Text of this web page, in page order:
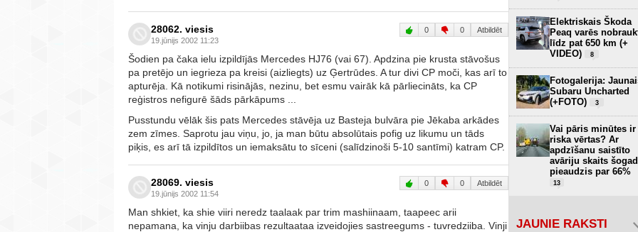
28062. viesis
19.jūnijs 2002 11:23
0 0 Atbildēt
Šodien pa čaka ielu izpildījās Mercedes HJ76 (vai 67). Apdzina pie krusta stāvošus
pa pretējo un iegrieza pa kreisi (aizliegts) uz Ģertrūdes. A tur divi CP moči, kas arī to
apturēja. Kā notikumi risinājās, nezinu, bet esmu vairāk kā pārliecināts, ka CP
reģistros nefigurē šāds pārkāpums ...
Pusstundu vēlāk šis pats Mercedes stāvēja uz Basteja bulvāra pie Jēkaba arkādes
zem zīmes. Saprotu jau viņu, jo, ja man būtu absolūtais pofig uz likumu un tāds
piķis, es arī tā izpildītos un iemaksātu to sīceni (salīdzinoši 5-10 santīmi) katram CP.
28069. viesis
19.jūnijs 2002 11:54
0 0 Atbildēt
Man shkiet, ka shie viiri neredz taalaak par trim mashiinaam, taapeec arii
nepamana, ka vinju darbiibas rezultaataa izveidojies sastreegums - tuvredziiba. Vinji
Elektriskais Škoda
Peaq varēs
līdz pat 650 km (+
VIDEO)
8
Fotogalerija:
Subaru Uncharted
(+FOTO)
3
Vai pāris minūtes ir
riska vērtas? Ar
apdzīšanu saistīto
avāriju skaits šogad
pieaudzis par 66%
13
JAUNIE RAKSTI